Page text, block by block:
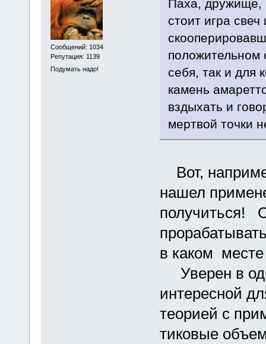
Сообщений: 1034
Репутация: 1139
Подумать надо!
Паха, дружище,
стоит игра
положительном
себя, так и для
камень
вздыхать и
мертвой точки
Вот,
нашел
получиться!
в каком
Уверен в
интересной
теорией с
тиковые